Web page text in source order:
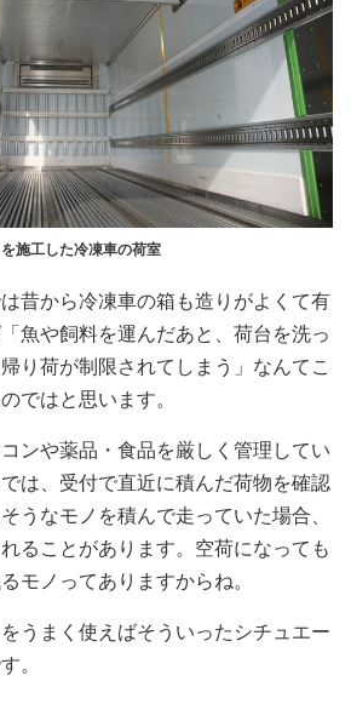
施工した冷凍車の荷室
昔から冷凍車の箱も造りがよくて有
魚や飼料を運んだあと、荷台を洗っ
り荷が制限されてしまう」なんてこ
ではと思います。
ンや薬品・食品を厳しく管理してい
は、受付で直近に積んだ荷物を確認
うなモノを積んで走っていた場合、
ることがあります。空荷になっても
モノってありますからね。
うまく使えばそういったシチュエー
。